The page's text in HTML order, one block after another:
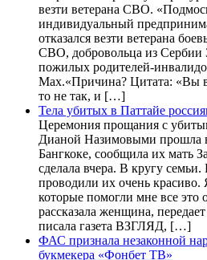
везти ветерана СВО.
индивидуальный
отказался везти ветерана
СВО, добровольца из Сербии
пожилых родителей-
Max.«Причина? Цитата: «Вы
то не так, и […]
Тела убитых в Паттайе
Церемония прощания с
Дианой Назимовыми прошла
Бангкоке, сообщила их мать
сделала вчера. В кругу
проводили их очень
которые помогли мне все это
рассказала женщина,
писала газета ВЗГЛЯД, […]
ФАС признала незаконной
букмекера «Фонбет ТВ»